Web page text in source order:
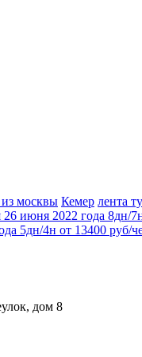
москвы Кемер лента
июня 2022 года 8дн/
5дн/4н от 13400 руб/
дом 8